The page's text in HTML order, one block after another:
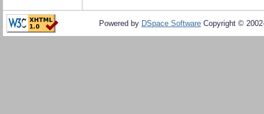
Powered by DSpace Software Copyright ©